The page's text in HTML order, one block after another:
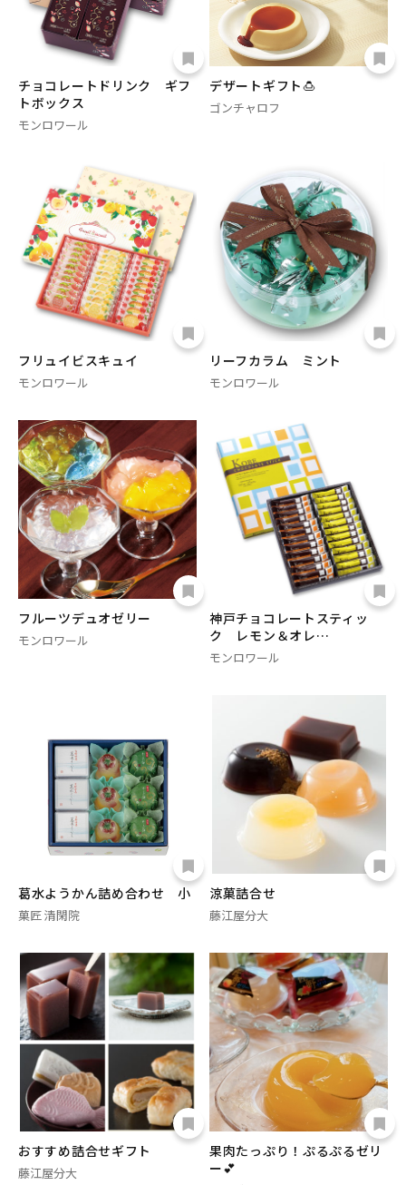
チョコレートドリンク ギフ
トボックス
モンロワール
デザートギフト🍮
ゴンチャロフ
フリュイビスキュイ
モンロワール
リーフカラム ミント
モンロワール
フルーツデュオゼリー
モンロワール
神戸チョコレートスティッ
ク レモン＆オレ…
モンロワール
葛水ようかん詰め合わせ 小
菓匠 清閑院
涼菓詰合せ
藤江屋分大
おすすめ詰合せギフト
藤江屋分大
果肉たっぷり！ぷるぷるゼリ
ー💕